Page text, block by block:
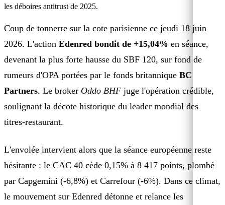
les déboires antitrust de 2025.
Coup de tonnerre sur la cote parisienne ce jeudi 18 juin
2026. L'action Edenred bondit de +15,04% en séance,
devenant la plus forte hausse du SBF 120, sur fond de
rumeurs d'OPA portées par le fonds britannique BC
Partners. Le broker Oddo BHF juge l'opération crédible,
soulignant la décote historique du leader mondial des
titres-restaurant.
L'envolée intervient alors que la séance européenne reste
hésitante : le CAC 40 cède 0,15% à 8 417 points, plombé
par Capgemini (-6,8%) et Carrefour (-6%). Dans ce climat,
le mouvement sur Edenred détonne et relance les